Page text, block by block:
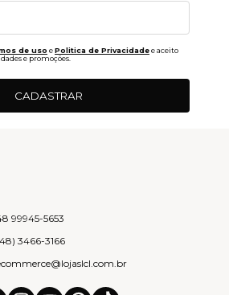
de uso ePolitica de Privacidadee aceito
e promoções.
CADASTRAR
99945-5653
3466-3166